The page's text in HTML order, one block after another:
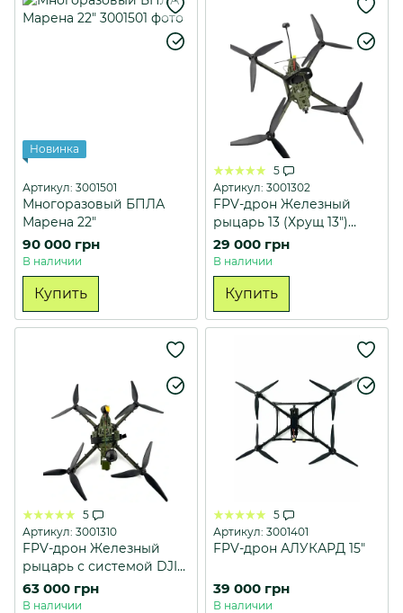
Новинка
Артикул: 3001501
Многоразовый БПЛА
Марена 22"
90 000 грн
В наличии
Купить
5
Артикул: 3001302
FPV-дрон Железный
рыцарь 13 (Хрущ 13")
Усиленный
29 000 грн
В наличии
Купить
5
Артикул: 3001310
FPV-дрон Железный
рыцарь с системой DJI
O4 PRO (Хрущ 13")
Усиленный
63 000 грн
В наличии
5
Артикул: 3001401
FPV-дрон АЛУКАРД 15"
39 000 грн
В наличии